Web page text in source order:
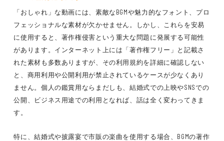
「おしゃれ」な動画には、素敵なBGMや魅力的なフォント、プロ
フェッショナルな素材が欠かせません。しかし、これらを安易
に使用すると、著作権侵害という重大な問題に発展する可能性
があります。インターネット上には「著作権フリー」と記載さ
れた素材も多数ありますが、その利用規約を詳細に確認しない
と、商用利用や公開利用が禁止されているケースが少なくあり
ません。個人の鑑賞用ならまだしも、結婚式での上映やSNSでの
公開、ビジネス用途での利用となれば、話は全く変わってきま
す。
特に、結婚式や披露宴で市販の楽曲を使用する場合、BGMの著作